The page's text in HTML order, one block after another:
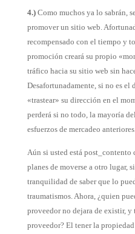
4.)Como muchos ya lo sabrán,
promover un sitio web.
recompensado con el tiempo y
promoción creará su propio
tráfico hacia su sitio web sin
Desafortunadamente, si no es
«trastear» su dirección en el
perderá si no todo, la mayoría
esfuerzos de mercadeo anteriores.
Aún si usted está
planes de moverse a otro lugar,
tranquilidad de saber que lo
traumatismos. Ahora, ¿quien
proveedor no dejara de existir, y
proveedor? El tener la